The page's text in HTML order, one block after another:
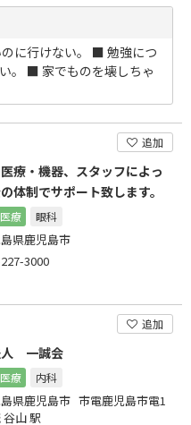
たいのに行けない。 ■ 勉強につ
。 ■ 家でものを壊しちゃ
追加
療・機器、スタッフによっ
体制でサポート致します。
療 眼科
県鹿児島市
3000
追加
人 一誠会
療 内科
県鹿児島市 市電鹿児島市電1
谷山 駅